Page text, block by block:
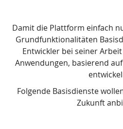
Damit die Plattform einfach
Grundfunktionalitäten
Entwickler bei seiner
Anwendungen, basierend
Folgende Basisdienste
Zukunft